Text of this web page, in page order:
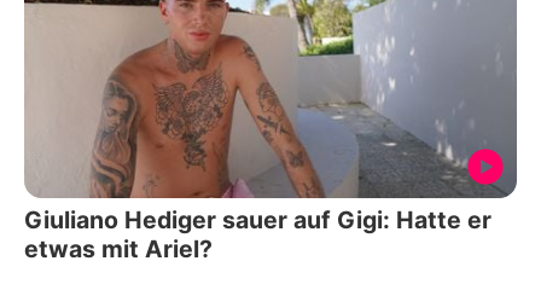
Giuliano Hediger sauer auf Gigi: Hatte er
etwas mit Ariel?